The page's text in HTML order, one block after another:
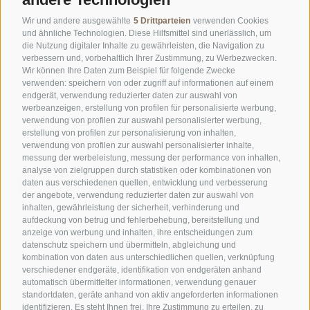
Wir und andere ausgewählte 5 Drittparteien verwenden Cookies
und ähnliche Technologien. Diese Hilfsmittel sind unerlässlich, um
die Nutzung digitaler Inhalte zu gewährleisten, die Navigation zu
verbessern und, vorbehaltlich Ihrer Zustimmung, zu Werbezwecken.
Wir können Ihre Daten zum Beispiel für folgende Zwecke
verwenden: speichern von oder zugriff auf informationen auf einem
endgerät, verwendung reduzierter daten zur auswahl von
werbeanzeigen, erstellung von profilen für personalisierte werbung,
verwendung von profilen zur auswahl personalisierter werbung,
erstellung von profilen zur personalisierung von inhalten,
verwendung von profilen zur auswahl personalisierter inhalte,
messung der werbeleistung, messung der performance von inhalten,
analyse von zielgruppen durch statistiken oder kombinationen von
daten aus verschiedenen quellen, entwicklung und verbesserung
der angebote, verwendung reduzierter daten zur auswahl von
inhalten, gewährleistung der sicherheit, verhinderung und
aufdeckung von betrug und fehlerbehebung, bereitstellung und
anzeige von werbung und inhalten, ihre entscheidungen zum
datenschutz speichern und übermitteln, abgleichung und
kombination von daten aus unterschiedlichen quellen, verknüpfung
verschiedener endgeräte, identifikation von endgeräten anhand
automatisch übermittelter informationen, verwendung genauer
standortdaten, geräte anhand von aktiv angeforderten informationen
identifizieren. Es steht Ihnen frei, Ihre Zustimmung zu erteilen, zu
©OpenStreetMapcontributors
AMT FÜR DEN NATIONALPARK STILFSERJOCH
SOCIAL-MEDIA-RICHTLINIEN | IMPRESSUM | SITEMAP | COOKIE-RICHTLINIE
PRIVACY | Cookie Präferenzen